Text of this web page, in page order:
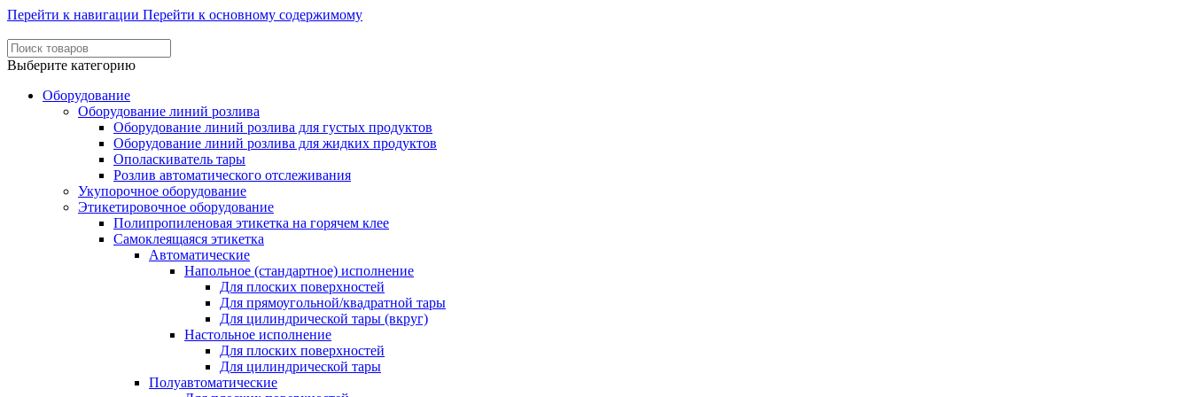
Перейти к навигации Перейти к основному содержимому
Выберите категорию
Оборудование
Оборудование линий розлива
Оборудование линий розлива для густых продуктов
Оборудование линий розлива для жидких продуктов
Ополаскиватель тары
Розлив автоматического отслеживания
Укупорочное оборудование
Этикетировочное оборудование
Полипропиленовая этикетка на горячем клее
Самоклеящаяся этикетка
Автоматические
Напольное (стандартное) исполнение
Для плоских поверхностей
Для прямоугольной/квадратной тары
Для цилиндрической тары (вкруг)
Настольное исполнение
Для плоских поверхностей
Для цилиндрической тары
Полуавтоматические